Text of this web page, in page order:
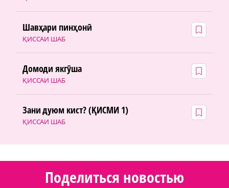
ҚИССАИ ШАБ
Шавҳари пинҳонӣ
ҚИССАИ ШАБ
Домоди якгӯша
ҚИССАИ ШАБ
Зани дуюм кист? (ҚИСМИ 1)
Поделиться новостью